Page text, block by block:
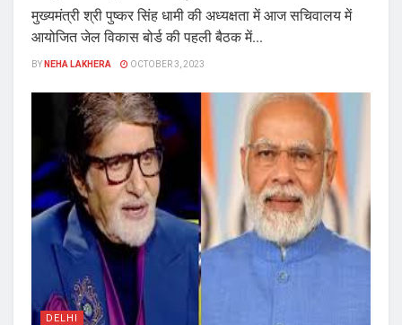
मुख्यमंत्री श्री पुष्कर सिंह धामी की अध्यक्षता में आज सचिवालय में
आयोजित जेल विकास बोर्ड की पहली बैठक में...
BYNEHA LAKHERA OCTOBER 3, 2023
DELHI